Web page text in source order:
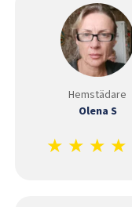
Hemstädare
Olena S
★ ★ ★ ★